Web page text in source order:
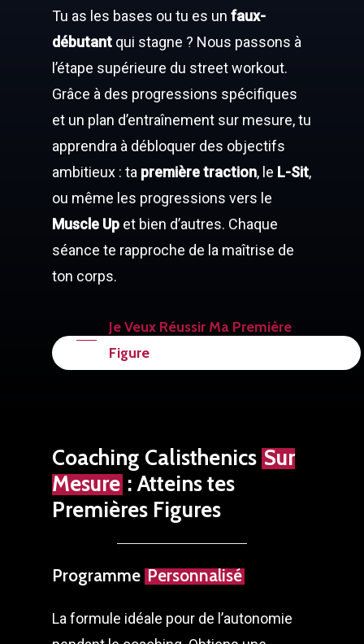
Tu as les bases ou tu es un faux-
débutant qui stagne ? Nous passons à
l’étape supérieure du street workout.
Grâce à des progressions spécifiques
et un plan d’entraînement sur mesure, tu
apprendra à débloquer des objectifs
ambitieux : ta première traction, le L-Sit,
ou même les progressions vers le
Muscle Up et bien d’autres. Chaque
séance te rapproche de la maîtrise de
ton corps.
Je Veux Réussir Ma Première
Figure
Coaching Calisthenics Sur
Mesure : Atteins tes
Premières Figures
Programme Personnalisé
La formule idéale pour de l’autonomie